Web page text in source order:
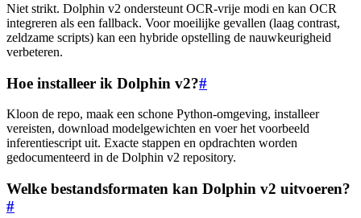
Niet strikt. Dolphin v2 ondersteunt OCR-vrije modi en kan OCR
integreren als een fallback. Voor moeilijke gevallen (laag contrast,
zeldzame scripts) kan een hybride opstelling de nauwkeurigheid
verbeteren.
Hoe installeer ik Dolphin v2?#
Kloon de repo, maak een schone Python-omgeving, installeer
vereisten, download modelgewichten en voer het voorbeeld
inferentiescript uit. Exacte stappen en opdrachten worden
gedocumenteerd in de Dolphin v2 repository.
Welke bestandsformaten kan Dolphin v2 uitvoeren?
#